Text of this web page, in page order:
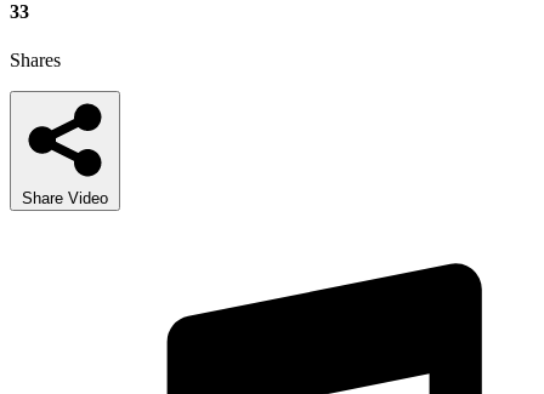
33
Shares
Share Video